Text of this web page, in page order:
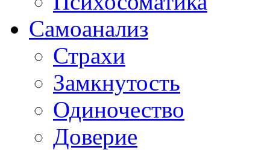
Самоанализ
Страхи
Замкнутость
Одиночество
Доверие